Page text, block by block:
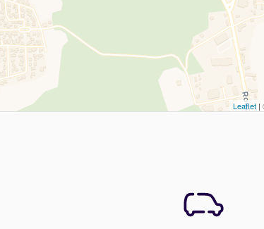
Leaflet |